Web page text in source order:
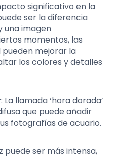
significativo en la
ser la diferencia
una imagen
momentos, las
mejorar la
los colores y detalles
: La llamada ‘hora dorada’
que puede añadir
fotografías de acuario.
puede ser más intensa,